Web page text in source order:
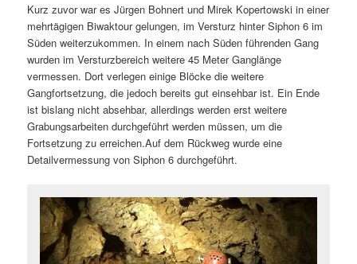
Kurz zuvor war es Jürgen Bohnert und Mirek Kopertowski in einer
mehrtägigen Biwaktour gelungen, im Versturz hinter Siphon 6 im
Süden weiterzukommen. In einem nach Süden führenden Gang
wurden im Versturzbereich weitere 45 Meter Ganglänge
vermessen. Dort verlegen einige Blöcke die weitere
Gangfortsetzung, die jedoch bereits gut einsehbar ist. Ein Ende
ist bislang nicht absehbar, allerdings werden erst weitere
Grabungsarbeiten durchgeführt werden müssen, um die
Fortsetzung zu erreichen.Auf dem Rückweg wurde eine
Detailvermessung von Siphon 6 durchgeführt.